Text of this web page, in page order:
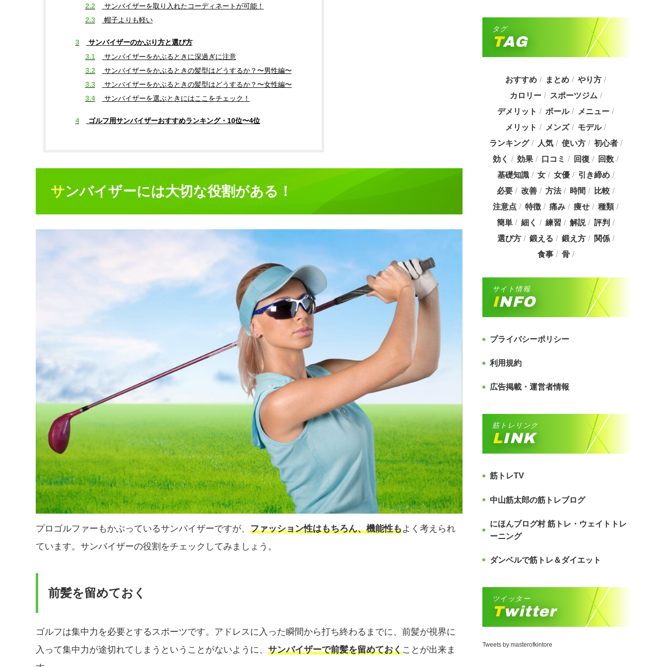
2.2
サンバイザーを取り入れたコーディネートが可能！
2.3
帽子よりも軽い
3
サンバイザーのかぶり方と選び方
3.1
サンバイザーをかぶるときに深過ぎに注意
3.2
サンバイザーをかぶるときの髪型はどうするか？〜男性編〜
3.3
サンバイザーをかぶるときの髪型はどうするか？〜女性編〜
3.4
サンバイザーを選ぶときにはここをチェック！
4 ゴルフ用サンバイザーおすすめランキング・10位〜4位
サンバイザーには大切な役割がある！
プロゴルファーもかぶっているサンバイザーですが、 ファッション性はもちろん、機能性もよく考えられ
ています。サンバイザーの役割をチェックしてみましょう。
前髪を留めておく
ゴルフは集中力を必要とするスポーツです。アドレスに入った瞬間から打ち終わるまでに、前髪が視界に
入って集中力が途切れてしまうということがないように、 サンバイザーで前髪を留めておくことが出来ま
タグ
TAG
おすすめ まとめ
やり方
カロリー
スポーツジム
デメリット
ボール
メニュー
メリット
メンズ
モデル
ランキング
人気 使い方
初心者
効く
効果 口コミ 回復
回数
基礎知識
女 女優
引き締め
必要
改善 方法 時間
比較
注意点
特徴 痛み 痩せ
種類
簡単
細く 練習 解説
評判
選び方
鍛える 鍛え方
関係
食事
骨
サイト情報
INFO
プライバシーポリシー
利用規約
広告掲載・運営者情報
筋トレリンク
LINK
筋トレTV
中山筋太郎の筋トレブログ
にほんブログ村 筋トレ・ウェイトトレ
ーニング
ダンベルで筋トレ＆ダイエット
ツイッター
Twitter
Tweets by masterofkintore